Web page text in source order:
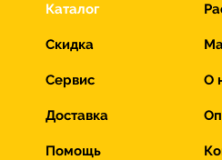
Каталог
Скидка
Сервис О
Доставка
Помощь